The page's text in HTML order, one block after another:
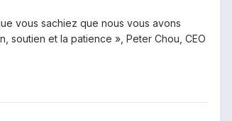
vous sachiez que nous vous avons
soutien et la patience », Peter Chou, CEO